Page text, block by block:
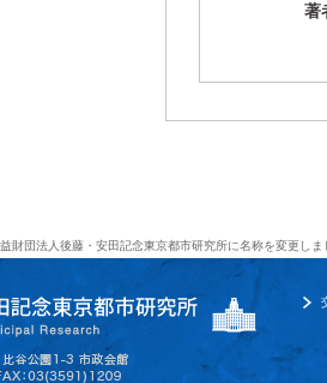
著
財団法人後藤・安田記念東京都市研究所に名称を変更しま